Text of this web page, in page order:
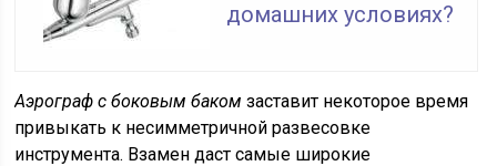
домашних условиях?
Аэрограф с боковым баком заставит некоторое время
привыкать к несимметричной развесовке
инструмента. Взамен даст самые широкие